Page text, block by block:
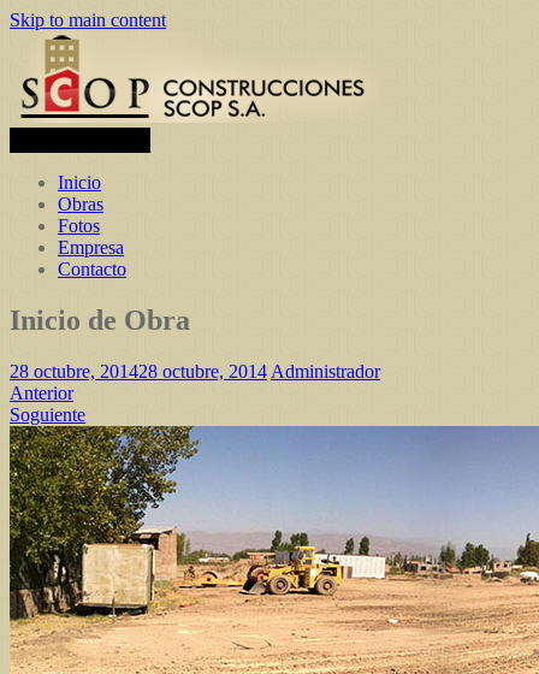
Skip to main content
Inicio
Obras
Fotos
Empresa
Contacto
Inicio de Obra
28 octubre, 201428 octubre, 2014 Administrador
Anterior
Soguiente